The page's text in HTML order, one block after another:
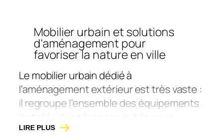
Mobilier urbain et solutions
d’aménagement pour
favoriser la nature en ville
Le mobilier urbain dédié à
l’aménagement extérieur est très vaste :
il regroupe l’ensemble des équipements
installés dans l’espace public pour
répondre aux besoins des usagers et
LIRE PLUS